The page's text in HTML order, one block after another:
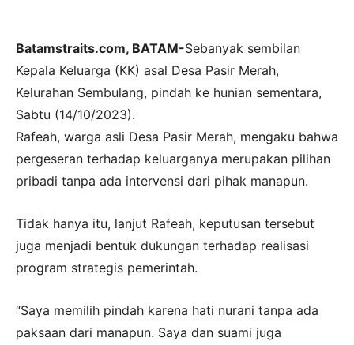
Batamstraits.com, BATAM-Sebanyak sembilan
Kepala Keluarga (KK) asal Desa Pasir Merah,
Kelurahan Sembulang, pindah ke hunian sementara,
Sabtu (14/10/2023).
Rafeah, warga asli Desa Pasir Merah, mengaku bahwa
pergeseran terhadap keluarganya merupakan pilihan
pribadi tanpa ada intervensi dari pihak manapun.
Tidak hanya itu, lanjut Rafeah, keputusan tersebut
juga menjadi bentuk dukungan terhadap realisasi
program strategis pemerintah.
“Saya memilih pindah karena hati nurani tanpa ada
paksaan dari manapun. Saya dan suami juga